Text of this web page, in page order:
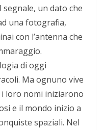
un dato che
una fotografia,
con l’antenna che
di oggi
Ma ognuno vive
loro nomi iniziarono
e il mondo inizio a
spaziali. Nel